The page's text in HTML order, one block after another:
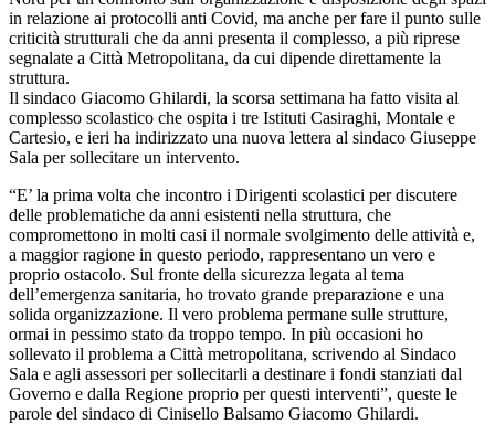
in relazione ai protocolli anti Covid, ma anche per fare il punto sulle
criticità strutturali che da anni presenta il complesso, a più riprese
segnalate a Città Metropolitana, da cui dipende direttamente la
struttura.
Il sindaco Giacomo Ghilardi, la scorsa settimana ha fatto visita al
complesso scolastico che ospita i tre Istituti Casiraghi, Montale e
Cartesio, e ieri ha indirizzato una nuova lettera al sindaco Giuseppe
Sala per sollecitare un intervento.
“E’ la prima volta che incontro i Dirigenti scolastici per discutere
delle problematiche da anni esistenti nella struttura, che
compromettono in molti casi il normale svolgimento delle attività e,
a maggior ragione in questo periodo, rappresentano un vero e
proprio ostacolo. Sul fronte della sicurezza legata al tema
dell’emergenza sanitaria, ho trovato grande preparazione e una
solida organizzazione. Il vero problema permane sulle strutture,
ormai in pessimo stato da troppo tempo. In più occasioni ho
sollevato il problema a Città metropolitana, scrivendo al Sindaco
Sala e agli assessori per sollecitarli a destinare i fondi stanziati dal
Governo e dalla Regione proprio per questi interventi”, queste le
parole del sindaco di Cinisello Balsamo Giacomo Ghilardi.